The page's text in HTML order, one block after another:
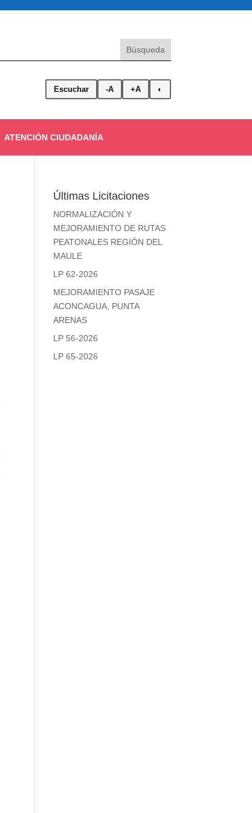
Escuchar -A +A ◐
ATENCIÓN CIUDADANÍA
Últimas Licitaciones
NORMALIZACIÓN Y
MEJORAMIENTO DE RUTAS
PEATONALES REGIÓN DEL
MAULE
LP 62-2026
MEJORAMIENTO PASAJE
ACONCAGUA, PUNTA
ARENAS
LP 56-2026
LP 65-2026